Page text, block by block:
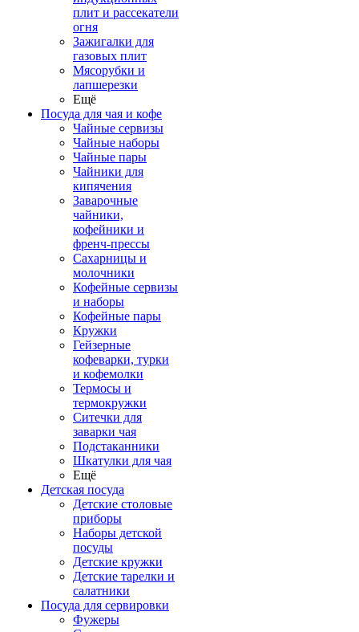
плит и рассекатели
огня
Зажигалки для
газовых плит
Мясорубки и
лапшерезки
Ещё
Посуда для чая и кофе
Чайные сервизы
Чайные наборы
Чайные пары
Чайники для
кипячения
Заварочные
чайники,
кофейники и
френч-прессы
Сахарницы и
молочники
Кофейные сервизы
и наборы
Кофейные пары
Кружки
Гейзерные
кофеварки, турки
и кофемолки
Термосы и
термокружки
Ситечки для
заварки чая
Подстаканники
Шкатулки для чая
Ещё
Детская посуда
Детские столовые
приборы
Наборы детской
посуды
Детские кружки
Детские тарелки и
салатники
Посуда для сервировки
Фужеры